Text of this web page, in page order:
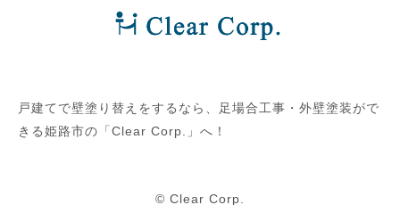
戸建てで壁塗り替えをするなら、足場合工事・外壁塗装がで
きる姫路市の「Clear Corp.」へ！
© Clear Corp.